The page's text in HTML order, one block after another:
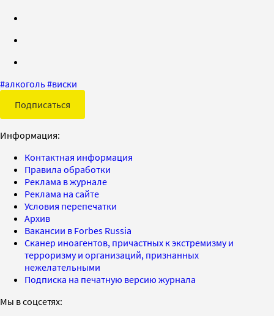
#алкоголь#виски
Подписаться
Информация:
Контактная информация
Правила обработки
Реклама в журнале
Реклама на сайте
Условия перепечатки
Архив
Вакансии в Forbes Russia
Сканер иноагентов, причастных к экстремизму и
терроризму и организаций, признанных
нежелательными
Подписка на печатную версию журнала
Мы в соцсетях: